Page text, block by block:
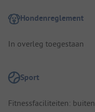
Hondenreglement
In overleg toegestaan
Sport
Fitnessfaciliteiten: buiten